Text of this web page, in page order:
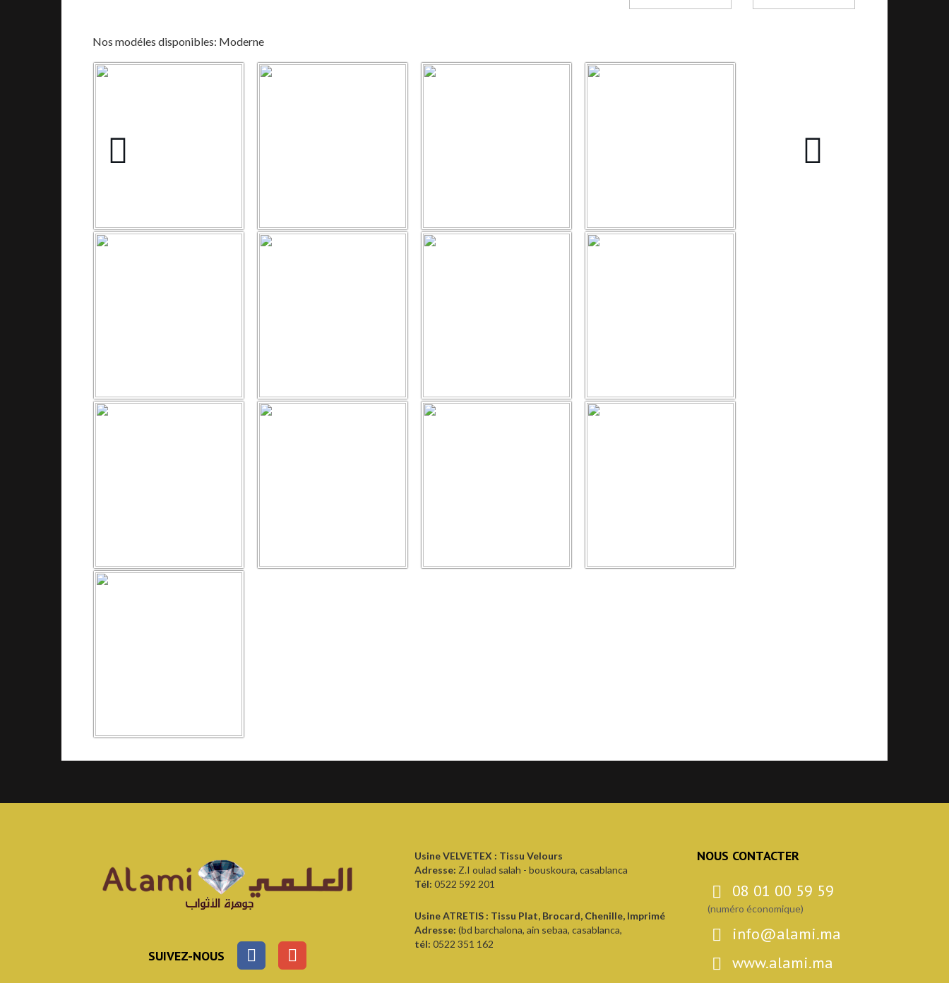
Nos modéles disponibles: Moderne
SUIVEZ-NOUS
Usine VELVETEX : Tissu Velours
Adresse: Z.I oulad salah - bouskoura, casablanca
Tél: 0522 592 201
Usine ATRETIS : Tissu Plat, Brocard, Chenille, Imprimé
Adresse: (bd barchalona, ain sebaa, casablanca,
tél: 0522 351 162
NOUS CONTACTER
08 01 00 59 59
(numéro économique)
info@alami.ma
www.alami.ma